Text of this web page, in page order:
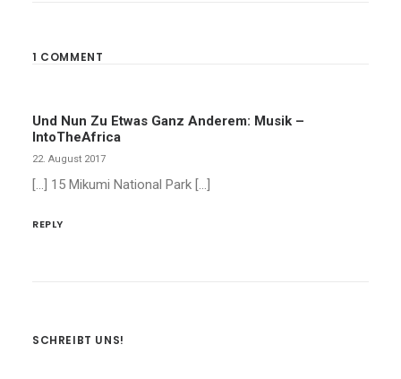
1 COMMENT
Und Nun Zu Etwas Ganz Anderem: Musik –
IntoTheAfrica
22. August 2017
[…] 15 Mikumi National Park […]
REPLY
SCHREIBT UNS!